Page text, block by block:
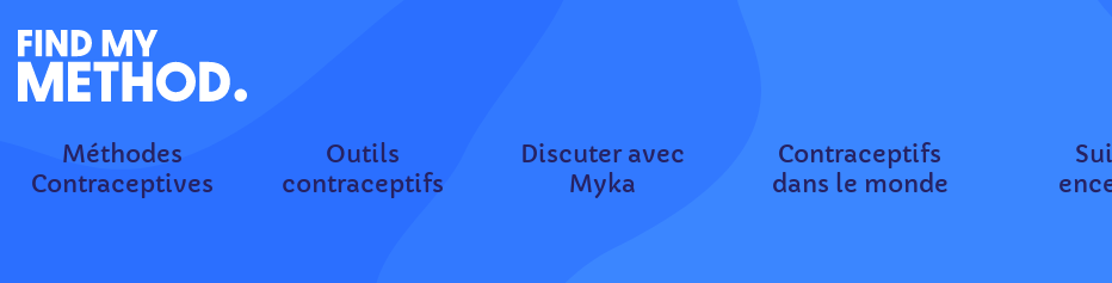
Méthodes
Contraceptives
Outils
contraceptifs
Discuter avec
Myka
Contraceptifs
dans le monde